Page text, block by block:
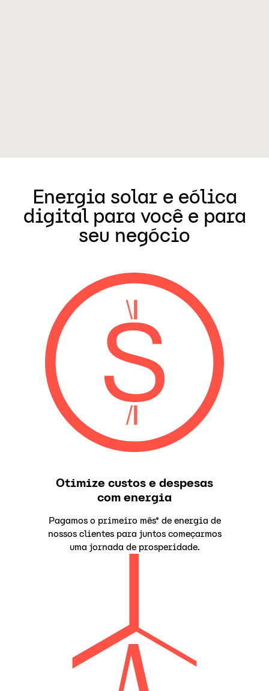
Energia solar e eólica
digital para você e para
seu negócio
Otimize custos e despesas
com energia
Pagamos o primeiro mês* de energia de
nossos clientes para juntos começarmos
uma jornada de prosperidade.